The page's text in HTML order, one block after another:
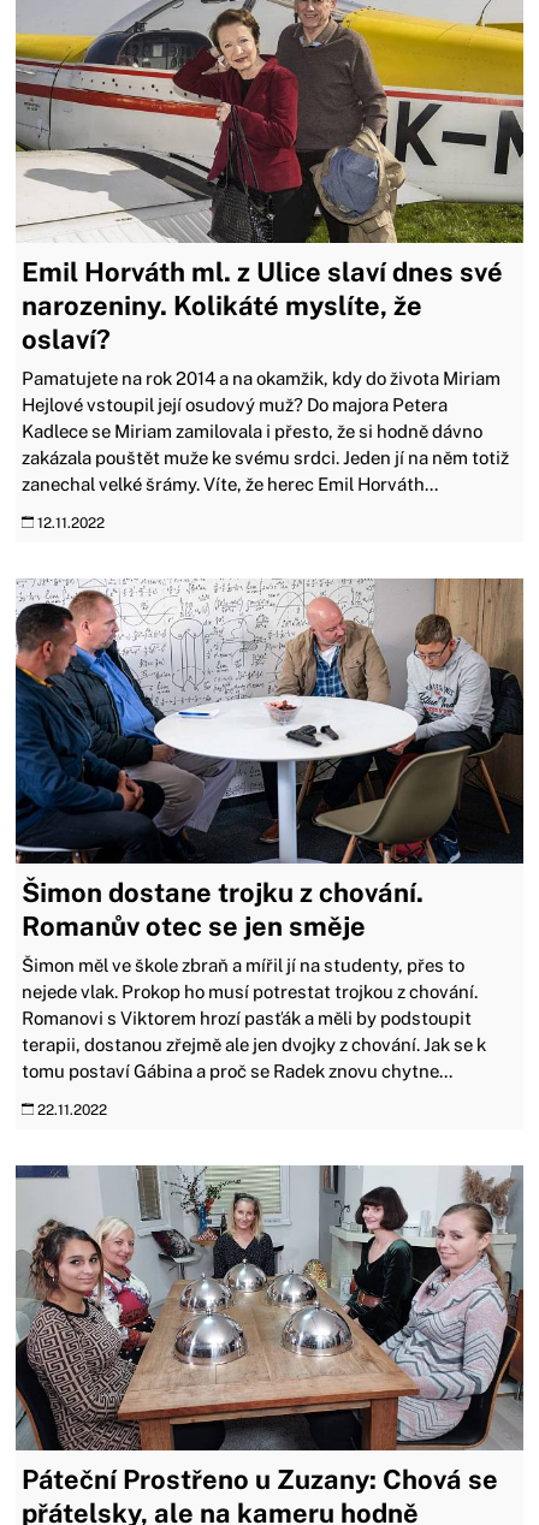
Emil Horváth ml. z Ulice slaví dnes své
narozeniny. Kolikáté myslíte, že
oslaví?
Pamatujete na rok 2014 a na okamžik, kdy do života Miriam
Hejlové vstoupil její osudový muž? Do majora Petera
Kadlece se Miriam zamilovala i přesto, že si hodně dávno
zakázala pouštět muže ke svému srdci. Jeden jí na něm totiž
zanechal velké šrámy. Víte, že herec Emil Horváth...
12.11.2022
Šimon dostane trojku z chování.
Romanův otec se jen směje
Šimon měl ve škole zbraň a mířil jí na studenty, přes to
nejede vlak. Prokop ho musí potrestat trojkou z chování.
Romanovi s Viktorem hrozí pasťák a měli by podstoupit
terapii, dostanou zřejmě ale jen dvojky z chování. Jak se k
tomu postaví Gábina a proč se Radek znovu chytne...
22.11.2022
Páteční Prostřeno u Zuzany: Chová se
přátelsky, ale na kameru hodně